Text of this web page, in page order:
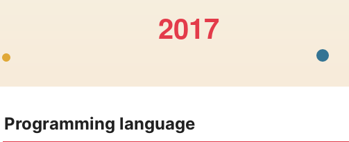
2017
Programming language